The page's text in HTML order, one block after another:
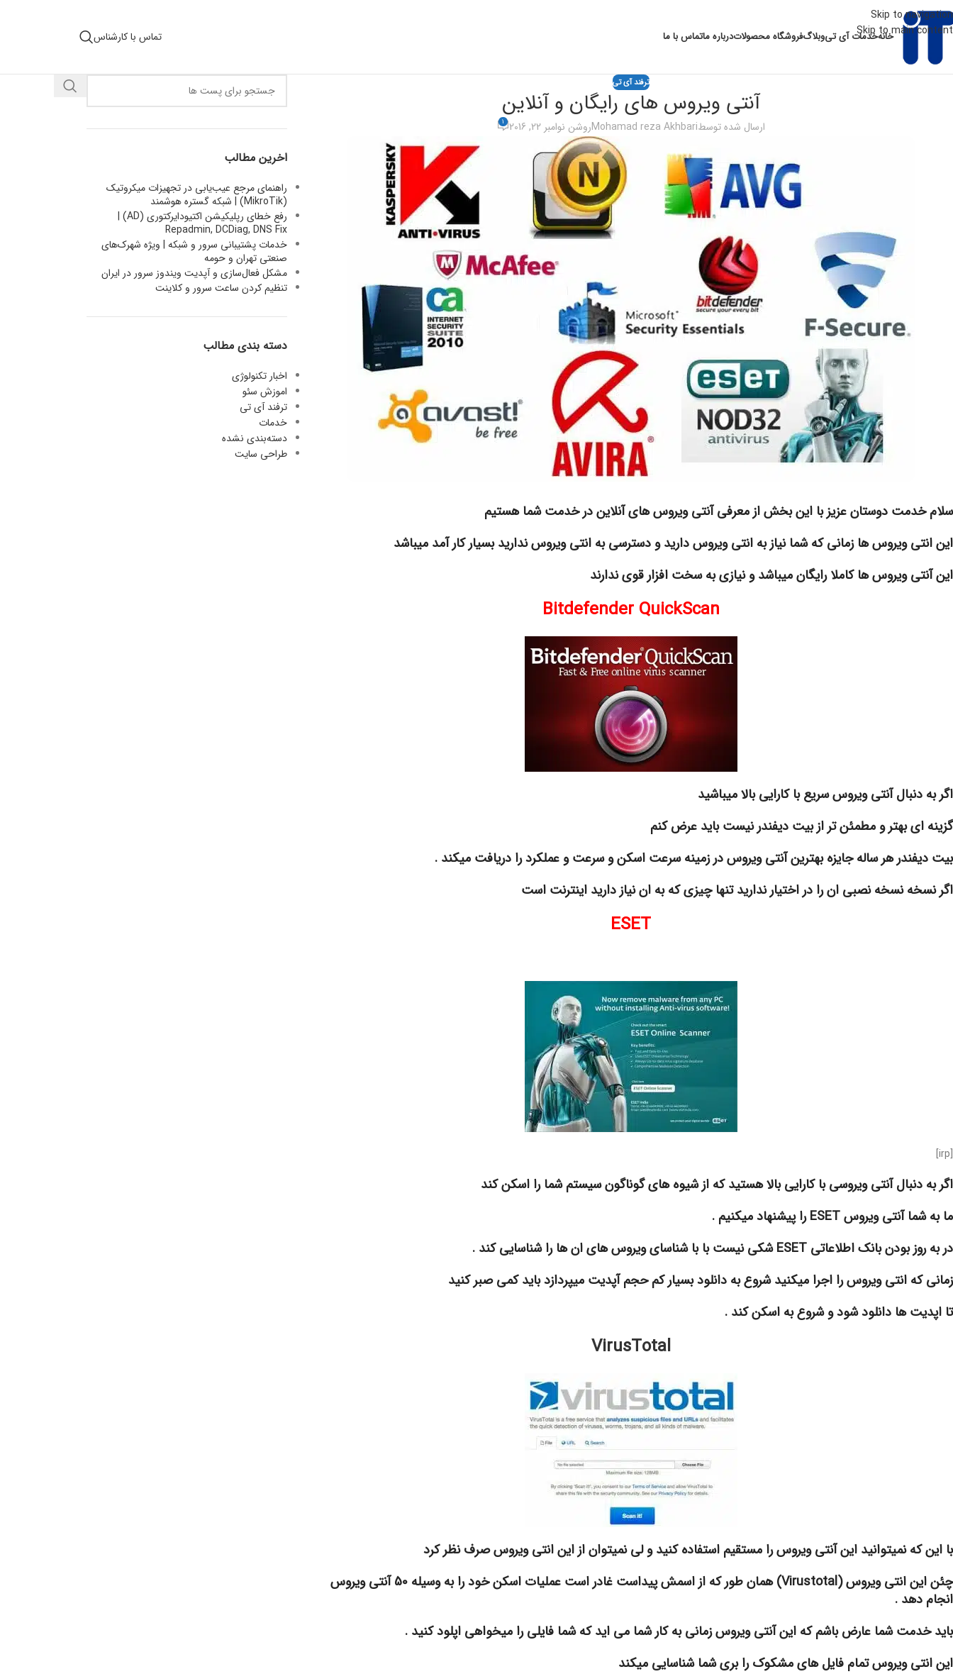
Skip to navigation
Skip to main content
خانهخدمات آی تیوبلاگفروشگاه محصولاتدرباره ماتماس با ما تماس با کارشناس
ترفند آی تی
آنتی ویروس های رایگان و آنلاین
ارسال شده توسطMohamad reza Akhbariروشن نوامبر 22, 2016 1
سلام خدمت دوستان عزیز با این بخش از معرفی آنتی ویروس های آنلاین در خدمت شما هستیم
این انتی ویروس ها زمانی که شما نیاز به انتی ویروس دارید و دسترسی به انتی ویروس ندارید بسیار کار آمد میباشد
این آنتی ویروس ها کاملا رایگان میباشد و نیازی به سخت افزار قوی ندارند
Bitdefender QuickScan
اگر به دنبال آنتی ویروس سریع با کارایی بالا میباشید
گزینه ای بهتر و مطمئن تر از بیت دیفندر نیست باید عرض کنم
بیت دیفندر هر ساله جایزه بهترین آنتی ویروس در زمینه سرعت اسکن و سرعت و عملکرد را دریافت میکند .
اگر نسخه نسخه نصبی ان را در اختیار ندارید تنها چیزی که به ان نیاز دارید اینترنت است
ESET
[irp]
اگر به دنبال آنتی ویروسی با کارایی بالا هستید که از شیوه های گوناگون سیستم شما را اسکن کند
ما به شما آنتی ویروس ESET را پیشنهاد میکنیم .
در به روز بودن بانک اطلاعاتی ESET شکی نیست با با شناسای ویروس های ان ها را شناسایی کند .
زمانی که انتی ویروس را اجرا میکنید شروع به دانلود بسیار کم حجم آپدیت میپردازد باید کمی صبر کنید
تا اپدیت ها دانلود شود و شروع به اسکن کند .
VirusTotal
با این که نمیتوانید این آنتی ویروس را مستقیم استفاده کنید و لی نمیتوان از این انتی ویروس صرف نظر کرد
چئن این انتی ویروس (Virustotal) همان طور که از اسمش پیداست غادر است عملیات اسکن خود را به وسیله 50 آنتی ویروس
انجام دهد .
باید خدمت شما عارض باشم که این آنتی ویروس زمانی به کار شما می اید که شما فایلی را میخواهی اپلود کنید .
این انتی ویروس تمام فایل های مشکوک را بری شما شناسایی میکند
اخرین مطالب
راهنمای مرجع عیب‌یابی در تجهیزات میکروتیک
(MikroTik) | شبکه گستره هوشمند
رفع خطای رپلیکیشن اکتیودایرکتوری (AD) |
Repadmin, DCDiag, DNS Fix
خدمات پشتیبانی سرور و شبکه | ویژه شهرک‌های
صنعتی تهران و حومه
مشکل فعال‌سازی و آپدیت ویندوز سرور در ایران
تنظیم کردن ساعت سرور و کلاینت
دسته بندی مطالب
اخبار تکنولوژی
اموزش سئو
ترفند آی تی
خدمات
دسته‌بندی نشده
طراحی سایت